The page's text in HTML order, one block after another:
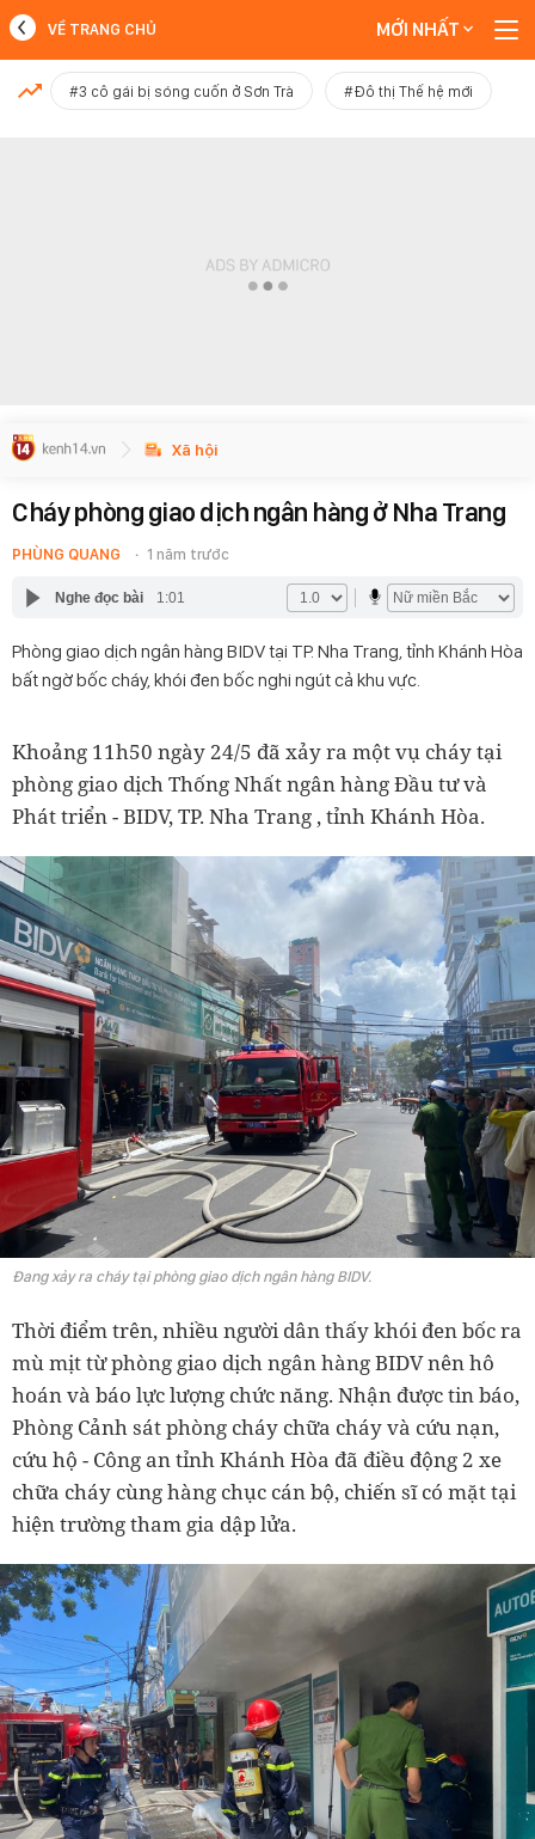
MỚI NHẤT
VỀ TRANG CHỦ MỚI NHẤT
#3 cô gái bị sóng cuốn ở Sơn Trà #Đô thị Thế hệ mới
Xã hội
Cháy phòng giao dịch ngân hàng ở Nha Trang
PHÙNG QUANG 1 năm trước
Nghe đọc bài 1:01
Phòng giao dịch ngân hàng BIDV tại TP. Nha Trang, tỉnh Khánh Hòa
bất ngờ bốc cháy, khói đen bốc nghi ngút cả khu vực.
Khoảng 11h50 ngày 24/5 đã xảy ra một vụ cháy tại
phòng giao dịch Thống Nhất ngân hàng Đầu tư và
Phát triển - BIDV, TP. Nha Trang , tỉnh Khánh Hòa.
Đang xảy ra cháy tại phòng giao dịch ngân hàng BIDV.
Thời điểm trên, nhiều người dân thấy khói đen bốc ra
mù mịt từ phòng giao dịch ngân hàng BIDV nên hô
hoán và báo lực lượng chức năng. Nhận được tin báo,
Phòng Cảnh sát phòng cháy chữa cháy và cứu nạn,
cứu hộ - Công an tỉnh Khánh Hòa đã điều động 2 xe
chữa cháy cùng hàng chục cán bộ, chiến sĩ có mặt tại
hiện trường tham gia dập lửa.